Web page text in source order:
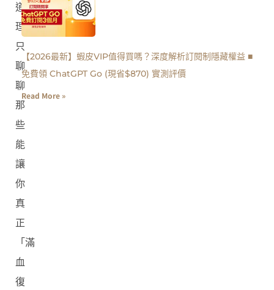
道
理，
只
聊
聊
那
些
能
讓
你
真
正
「滿
血
復
【2026最新】蝦皮VIP值得買嗎？深度解析訂閱制隱藏權益 ■
免費領 ChatGPT Go (現省$870) 實測評價
Read More »